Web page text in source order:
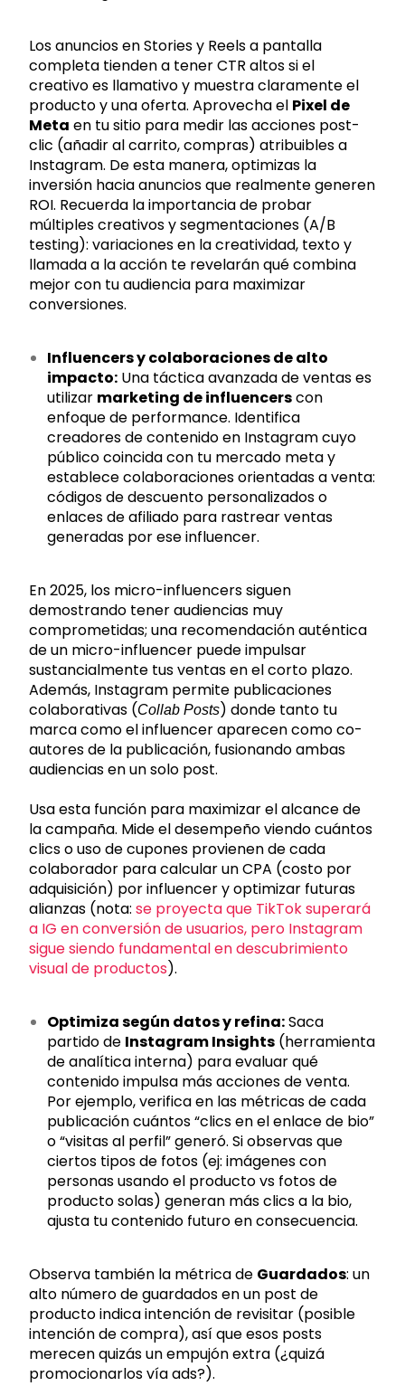
Los anuncios en Stories y Reels a pantalla
completa tienden a tener CTR altos si el
creativo es llamativo y muestra claramente el
producto y una oferta. Aprovecha el Pixel de
Meta en tu sitio para medir las acciones post-
clic (añadir al carrito, compras) atribuibles a
Instagram. De esta manera, optimizas la
inversión hacia anuncios que realmente generen
ROI. Recuerda la importancia de probar
múltiples creativos y segmentaciones (A/B
testing): variaciones en la creatividad, texto y
llamada a la acción te revelarán qué combina
mejor con tu audiencia para maximizar
conversiones.
Influencers y colaboraciones de alto
impacto: Una táctica avanzada de ventas es
utilizar marketing de influencerscon
enfoque de performance. Identifica
creadores de contenido en Instagram cuyo
público coincida con tu mercado meta y
establece colaboraciones orientadas a venta:
códigos de descuento personalizados o
enlaces de afiliado para rastrear ventas
generadas por ese influencer.
En 2025, los micro-influencers siguen
demostrando tener audiencias muy
comprometidas; una recomendación auténtica
de un micro-influencer puede impulsar
sustancialmente tus ventas en el corto plazo.
Además, Instagram permite publicaciones
colaborativas (Collab Posts) donde tanto tu
marca como el influencer aparecen como co-
autores de la publicación, fusionando ambas
audiencias en un solo post.
Usa esta función para maximizar el alcance de
la campaña. Mide el desempeño viendo cuántos
clics o uso de cupones provienen de cada
colaborador para calcular un CPA (costo por
adquisición) por influencer y optimizar futuras
alianzas (nota:se proyecta que TikTok superará
a IG en conversión de usuarios, pero Instagram
sigue siendo fundamental en descubrimiento
visual de productos).
Optimiza según datos y refina:Saca
partido de Instagram Insights (herramienta
de analítica interna) para evaluar qué
contenido impulsa más acciones de venta.
Por ejemplo, verifica en las métricas de cada
publicación cuántos “clics en el enlace de bio”
o “visitas al perfil” generó. Si observas que
ciertos tipos de fotos (ej: imágenes con
personas usando el producto vs fotos de
producto solas) generan más clics a la bio,
ajusta tu contenido futuro en consecuencia.
Observa también la métrica de Guardados: un
alto número de guardados en un post de
producto indica intención de revisitar (posible
intención de compra), así que esos posts
merecen quizás un empujón extra (¿quizá
promocionarlos vía ads?).